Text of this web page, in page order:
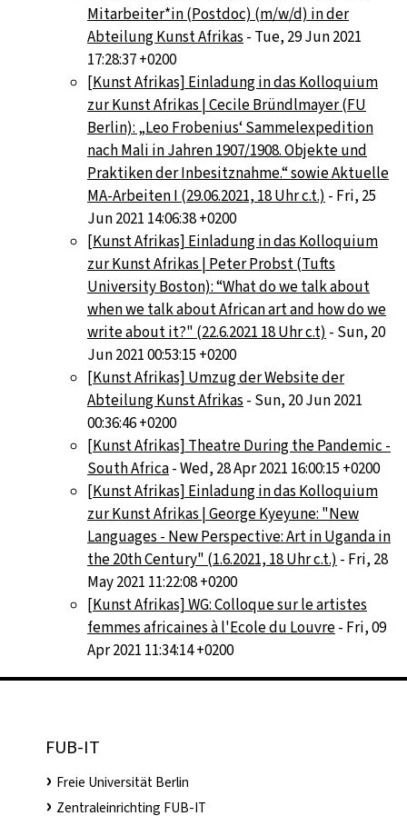
Mitarbeiter*in (Postdoc) (m/w/d) in der
Abteilung Kunst Afrikas - Tue, 29 Jun 2021
17:28:37 +0200
[Kunst Afrikas] Einladung in das Kolloquium
zur Kunst Afrikas | Cecile Bründlmayer (FU
Berlin): „Leo Frobenius‘ Sammelexpedition
nach Mali in Jahren 1907/1908. Objekte und
Praktiken der Inbesitznahme.“ sowie Aktuelle
MA-Arbeiten I (29.06.2021, 18 Uhr c.t.) - Fri, 25
Jun 2021 14:06:38 +0200
[Kunst Afrikas] Einladung in das Kolloquium
zur Kunst Afrikas | Peter Probst (Tufts
University Boston): “What do we talk about
when we talk about African art and how do we
write about it?" (22.6.2021 18 Uhr c.t) - Sun, 20
Jun 2021 00:53:15 +0200
[Kunst Afrikas] Umzug der Website der
Abteilung Kunst Afrikas - Sun, 20 Jun 2021
00:36:46 +0200
[Kunst Afrikas] Theatre During the Pandemic -
South Africa- Wed, 28 Apr 2021 16:00:15 +0200
[Kunst Afrikas] Einladung in das Kolloquium
zur Kunst Afrikas | George Kyeyune: "New
Languages - New Perspective: Art in Uganda in
the 20th Century" (1.6.2021, 18 Uhr c.t.) - Fri, 28
May 2021 11:22:08 +0200
[Kunst Afrikas] WG: Colloque sur le artistes
femmes africaines à l'Ecole du Louvre- Fri, 09
Apr 2021 11:34:14 +0200
FUB-IT
Freie Universität Berlin
Zentraleinrichting FUB-IT